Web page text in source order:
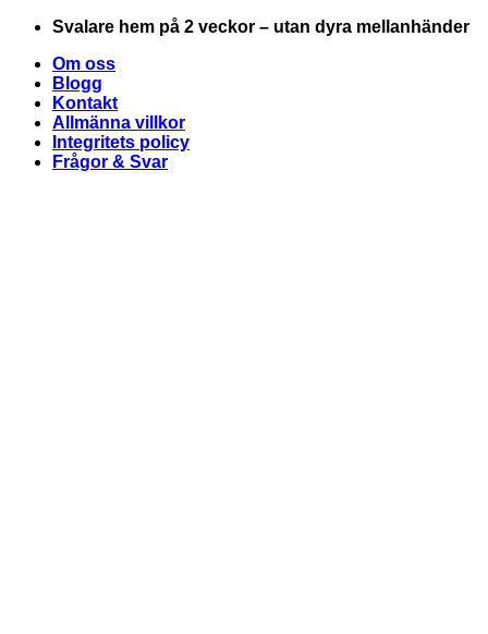
Skip
content
Svalare hem på 2 veckor – utan dyra mellanhänder
Om oss
Blogg
Kontakt
Allmänna villkor
Integritets policy
Frågor & Svar